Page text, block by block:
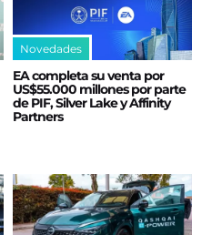
Novedades
EA completa su venta por
US$55.000 millones por parte
de PIF, Silver Lake y Affinity
Partners